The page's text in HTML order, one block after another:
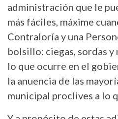
administración que le
más fáciles, máxime
Contraloría y una
bolsillo: ciegas, sordas
lo que ocurre en el
la anuencia de las
municipal proclives a lo